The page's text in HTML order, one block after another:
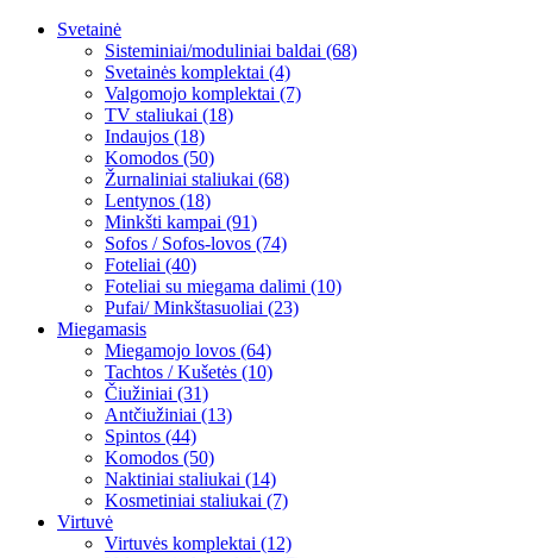
Svetainė
Sisteminiai/moduliniai baldai (68)
Svetainės komplektai (4)
Valgomojo komplektai (7)
TV staliukai (18)
Indaujos (18)
Komodos (50)
Žurnaliniai staliukai (68)
Lentynos (18)
Minkšti kampai (91)
Sofos / Sofos-lovos (74)
Foteliai (40)
Foteliai su miegama dalimi (10)
Pufai/ Minkštasuoliai (23)
Miegamasis
Miegamojo lovos (64)
Tachtos / Kušetės (10)
Čiužiniai (31)
Antčiužiniai (13)
Spintos (44)
Komodos (50)
Naktiniai staliukai (14)
Kosmetiniai staliukai (7)
Virtuvė
Virtuvės komplektai (12)